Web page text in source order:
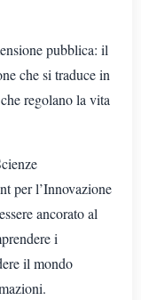
pubblica: il
che si traduce in
regolano la vita
per l’Innovazione
ancorato al
i
il mondo